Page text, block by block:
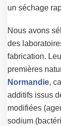
un séchage
Nous avons
des
fabrication.
premières
Normandie,
additifs issus
modifiées
sodium